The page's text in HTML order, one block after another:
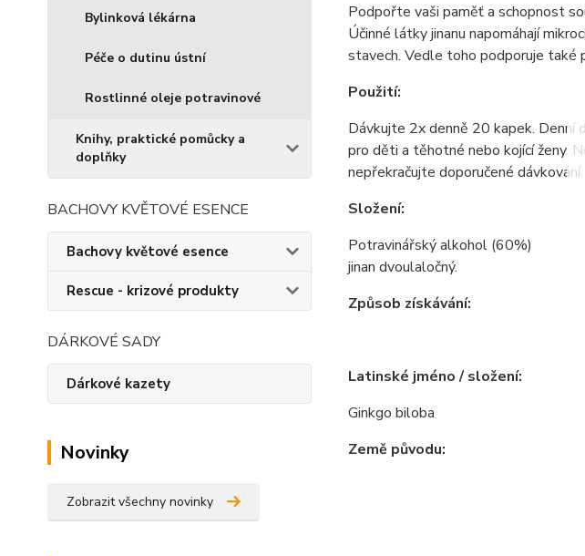
Bylinková lékárna
Péče o dutinu ústní
Rostlinné oleje potravinové
Knihy, praktické pomůcky a
doplňky
BACHOVY KVĚTOVÉ ESENCE
Bachovy květové esence
Rescue - krizové produkty
DÁRKOVÉ SADY
Dárkové kazety
Novinky
Zobrazit všechny novinky
Podpořte vaši paměť a schopnost
Účinné látky jinanu napomáhají
stavech. Vedle toho podporuje také
Použití:
Dávkujte 2x denně 20 kapek. Denní
pro děti a těhotné nebo kojící ženy.
nepřekračujte doporučené dávkování.
Složení:
Potravinářský alkohol (60%)
jinan dvoulaločný.
Způsob získávání:
Latinské jméno / složení:
Ginkgo biloba
Země původu: